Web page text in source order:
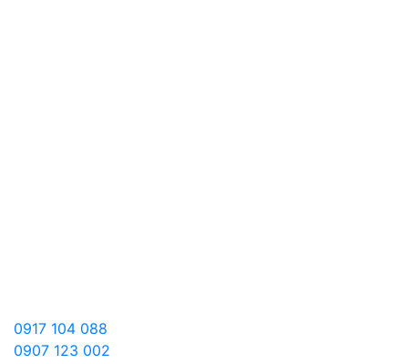
0917 104 088
0907 123 002